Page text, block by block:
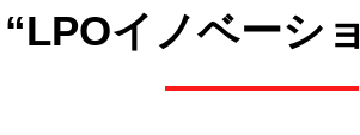
“LPOイノベーシ